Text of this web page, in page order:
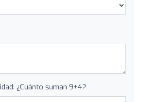
¿Cuánto suman 9+4?